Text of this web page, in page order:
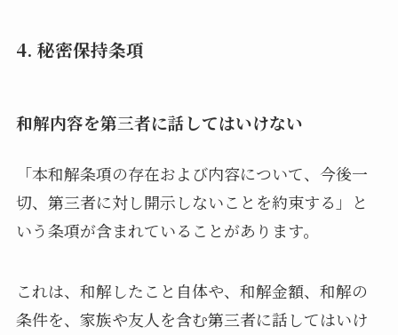
4. 秘密保持条項
和解内容を第三者に話してはいけない
「本和解条項の存在および内容について、今後一
切、第三者に対し開示しないことを約束する」と
いう条項が含まれていることがあります。
これは、和解したこと自体や、和解金額、和解の
条件を、家族や友人を含む第三者に話してはいけ